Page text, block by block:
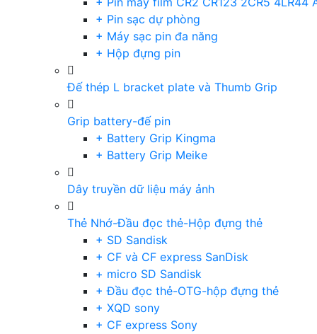
+ Pin sạc dự phòng
+ Máy sạc pin đa năng
+ Hộp đựng pin
Đế thép L bracket plate và Thumb Grip
Grip battery-đế pin
+ Battery Grip Kingma
+ Battery Grip Meike
Dây truyền dữ liệu máy ảnh
Thẻ Nhớ-Đầu đọc thẻ-Hộp đựng thẻ
+ SD Sandisk
+ CF và CF express SanDisk
+ micro SD Sandisk
+ Đầu đọc thẻ-OTG-hộp đựng thẻ
+ XQD sony
+ CF express Sony